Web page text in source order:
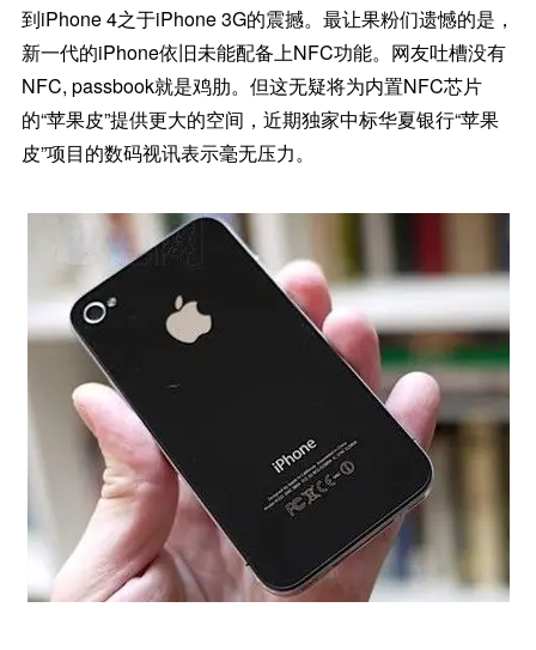
到iPhone 4之于iPhone 3G的震撼。最让果粉们遗憾的是，
新一代的iPhone依旧未能配备上NFC功能。网友吐槽没有
NFC, passbook就是鸡肋。但这无疑将为内置NFC芯片
的“苹果皮”提供更大的空间，近期独家中标华夏银行“苹果
皮”项目的数码视讯表示毫无压力。